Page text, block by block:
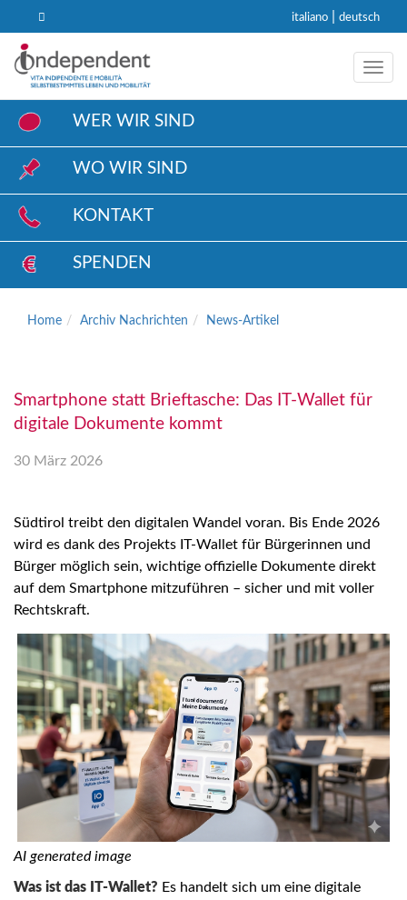
italiano deutsch
WER WIR SIND
WO WIR SIND
KONTAKT
SPENDEN
Home Archiv Nachrichten News-Artikel
Smartphone statt Brieftasche: Das IT-Wallet für
digitale Dokumente kommt
30 März 2026
Südtirol treibt den digitalen Wandel voran. Bis Ende 2026
wird es dank des Projekts IT-Wallet für Bürgerinnen und
Bürger möglich sein, wichtige offizielle Dokumente direkt
auf dem Smartphone mitzuführen – sicher und mit voller
Rechtskraft.
AI generated image
Was ist das IT-Wallet? Es handelt sich um eine digitale